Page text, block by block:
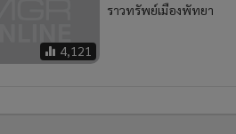
4,121
ราวทรัพย์เมืองพัทยา